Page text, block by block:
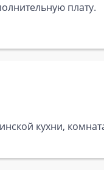
плату.
кухни,